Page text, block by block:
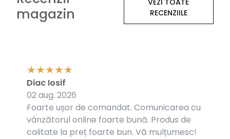
magazin
VEZI TOATE
RECENZIILE
Foarte ușor de comandat. Comunicarea cu
vânzătorul online foarte bună. Produs de
calitate la preț foarte bun. Vă mulțumesc!
Diac Iosif
02 aug. 2026